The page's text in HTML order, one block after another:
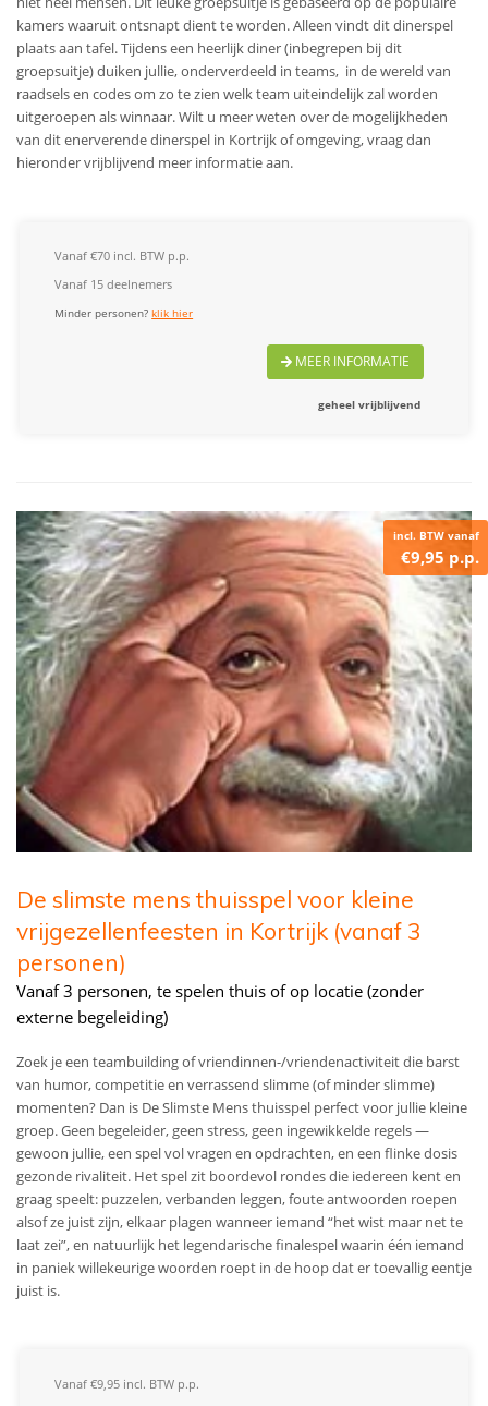
kamers waaruit ontsnapt dient te worden. Alleen vindt dit dinerspel
plaats aan tafel. Tijdens een heerlijk diner (inbegrepen bij dit
groepsuitje) duiken jullie, onderverdeeld in teams, in de wereld van
raadsels en codes om zo te zien welk team uiteindelijk zal worden
uitgeroepen als winnaar. Wilt u meer weten over de mogelijkheden
van dit enerverende dinerspel in Kortrijk of omgeving, vraag dan
hieronder vrijblijvend meer informatie aan.
Vanaf €70 incl. BTW p.p.
Vanaf 15 deelnemers
Minder personen?klik hier
MEER INFORMATIE
geheel vrijblijvend
incl. BTW vanaf
€9,95 p.p.
De slimste mens thuisspel voor kleine
vrijgezellenfeesten in Kortrijk (vanaf 3
personen)
Vanaf 3 personen, te spelen thuis of op locatie (zonder
externe begeleiding)
Zoek je een teambuilding of vriendinnen-/vriendenactiviteit die barst
van humor, competitie en verrassend slimme (of minder slimme)
momenten? Dan is De Slimste Mens thuisspel perfect voor jullie kleine
groep. Geen begeleider, geen stress, geen ingewikkelde regels —
gewoon jullie, een spel vol vragen en opdrachten, en een flinke dosis
gezonde rivaliteit. Het spel zit boordevol rondes die iedereen kent en
graag speelt: puzzelen, verbanden leggen, foute antwoorden roepen
alsof ze juist zijn, elkaar plagen wanneer iemand “het wist maar net te
laat zei”, en natuurlijk het legendarische finalespel waarin één iemand
in paniek willekeurige woorden roept in de hoop dat er toevallig eentje
juist is.
Vanaf €9,95 incl. BTW p.p.